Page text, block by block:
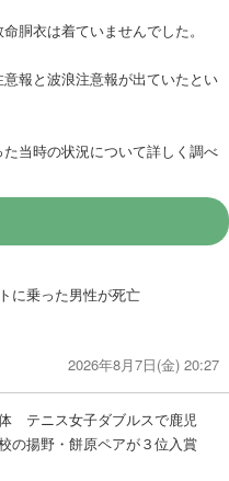
胴衣は着ていませんでした。
報と波浪注意報が出ていたとい
当時の状況について詳しく調べ
に乗った男性が死亡
2026年8月7日(金) 20:27
テニス女子ダブルスで鹿児
の揚野・餅原ペアが３位入賞